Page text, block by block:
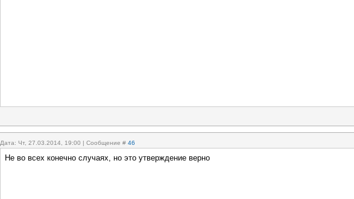
Дата: Чт, 27.03.2014, 19:00 | Сообщение # 46
Не во всех конечно случаях, но это утверждение верно